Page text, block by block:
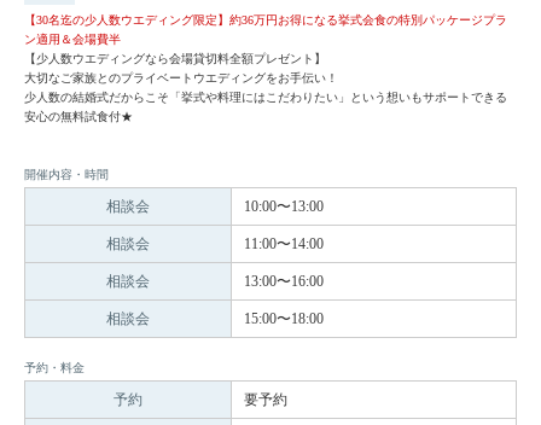
【30名迄の少人数ウエディング限定】約36万円お得になる挙式会食の特別パッケージプラ
ン適用＆会場費半
【少人数ウエディングなら会場貸切料全額プレゼント】
大切なご家族とのプライベートウエディングをお手伝い！
少人数の結婚式だからこそ「挙式や料理にはこだわりたい」という想いもサポートできる
安心の無料試食付★
開催内容・時間
相談会 10:00〜13:00
相談会 11:00〜14:00
相談会 13:00〜16:00
相談会 15:00〜18:00
予約・料金
予約 要予約